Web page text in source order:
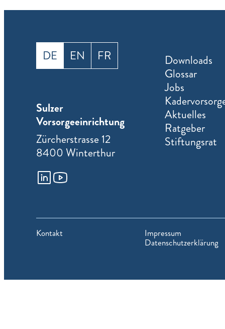
Sprache
wechseln
DE EN FR
Sulzer
Vorsorgeeinrichtung
Zürcherstrasse 12
8400 Winterthur
Downloads
Glossar
Jobs
Aktuelles
Ratgeber
Stiftungsrat
Kontakt Impressum
Datenschutzerklärung